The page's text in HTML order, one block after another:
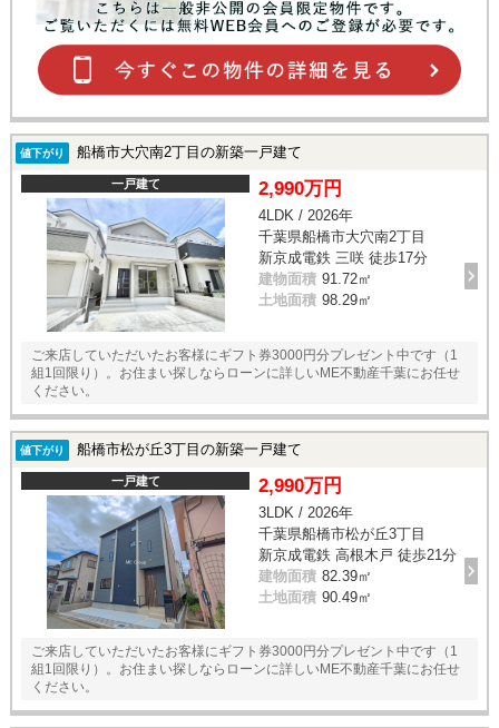
値下がり 船橋市大穴南2丁目の新築一戸建て
一戸建て 2,990万円
4LDK / 2026年
千葉県船橋市大穴南2丁目
新京成電鉄 三咲 徒歩17分
建物面積 91.72㎡
土地面積 98.29㎡
ご来店していただいたお客様にギフト券3000円分プレゼント中です（1
組1回限り）。お住まい探しならローンに詳しいME不動産千葉にお任せ
ください。
値下がり 船橋市松が丘3丁目の新築一戸建て
一戸建て 2,990万円
3LDK / 2026年
千葉県船橋市松が丘3丁目
新京成電鉄 高根木戸 徒歩21分
建物面積 82.39㎡
土地面積 90.49㎡
ご来店していただいたお客様にギフト券3000円分プレゼント中です（1
組1回限り）。お住まい探しならローンに詳しいME不動産千葉にお任せ
ください。